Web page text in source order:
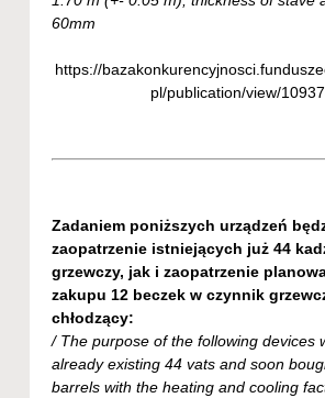
60mm
https://
pl/publication/view/
Zadaniem poniższych urządzeń
zaopatrzenie istniejących już 44
grzewczy, jak i zaopatrzenie
zakupu 12 beczek w czynnik
chłodzący:
/ The purpose of the following devices
already existing 44 vats and soon
barrels with the heating and cooling